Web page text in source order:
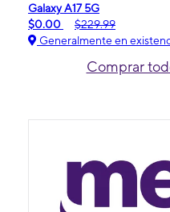
Galaxy A17 5G
$0.00
$229.99
Generalmente en
Comprar